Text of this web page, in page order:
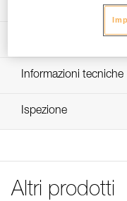
Batteria ricaricabile
Ricarica semplice
Specifiche tecniche
Peso: 42 g
Capacità: 2250 mAh
Numero di cicli di
Dettagli codice
Informazioni tecniche
Scarica il pdf
Scarica il pdf SWIFT
Dichiarazione di
FAQ
Ispezione
Altri prodotti